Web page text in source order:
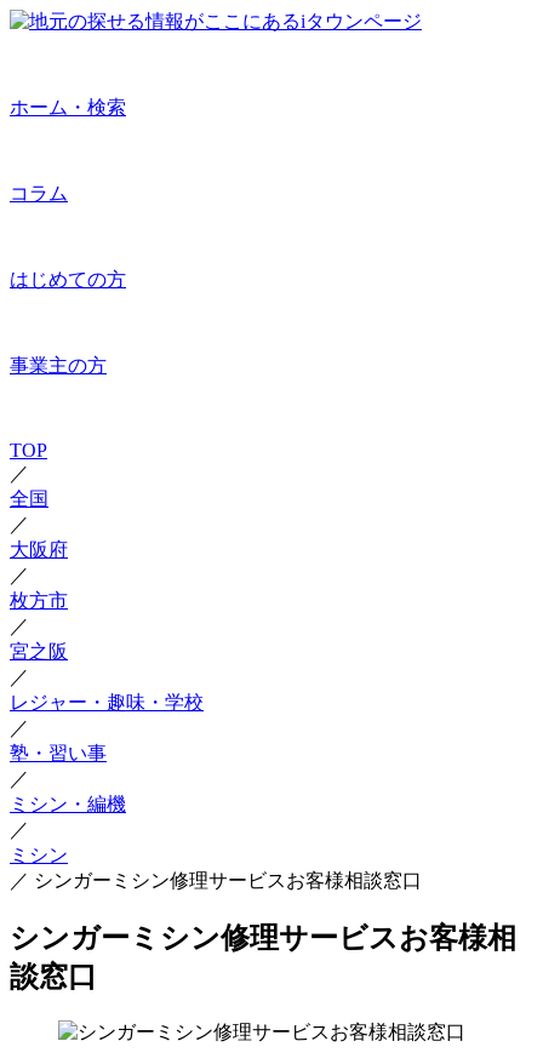
ホーム・検索
コラム
はじめての方
事業主の方
TOP
／
全国
／
大阪府
／
枚方市
／
宮之阪
／
レジャー・趣味・学校
／
塾・習い事
／
ミシン・編機
／
ミシン
／ シンガーミシン修理サービスお客様相談窓口
シンガーミシン修理サービスお客様相
談窓口